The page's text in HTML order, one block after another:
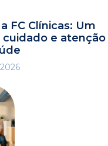
FC Clínicas: Um
e atenção